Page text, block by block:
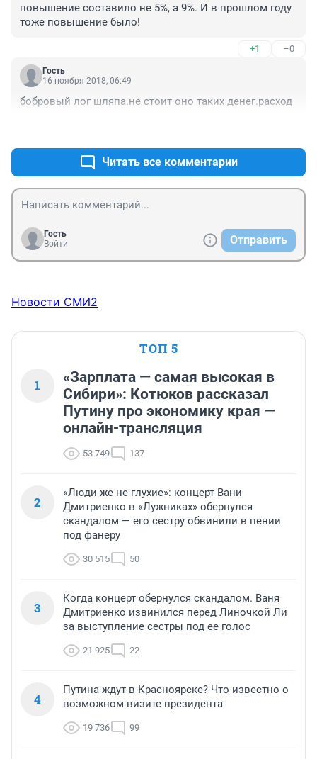
повышение составило не 5%, а 9%. И в прошлом году
тоже повышение было!
+1 –0
Гость
16 ноября 2018, 06:49
бобровый лог шляпа.не стоит оно таких денег.расход
Читать все комментарии
Гость
Войти
Отправить
Новости СМИ2
ТОП 5
1
«Зарплата — самая высокая в
Сибири»: Котюков рассказал
Путину про экономику края —
онлайн-трансляция
53 749 137
2
«Люди же не глухие»: концерт Вани
Дмитриенко в «Лужниках» обернулся
скандалом — его сестру обвинили в пении
под фанеру
30 515 50
3
Когда концерт обернулся скандалом. Ваня
Дмитриенко извинился перед Линочкой Ли
за выступление сестры под ее голос
21 925 22
4
Путина ждут в Красноярске? Что известно о
возможном визите президента
19 736 99